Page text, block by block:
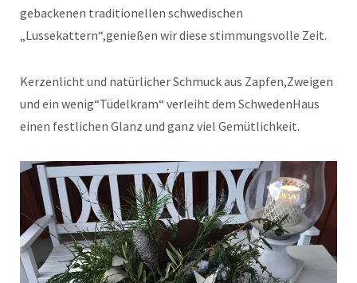
gebackenen traditionellen schwedischen
„Lussekattern“,genießen wir diese stimmungsvolle Zeit.
Kerzenlicht und natürlicher Schmuck aus Zapfen,Zweigen
und ein wenig“Tüdelkram“ verleiht dem SchwedenHaus
einen festlichen Glanz und ganz viel Gemütlichkeit.